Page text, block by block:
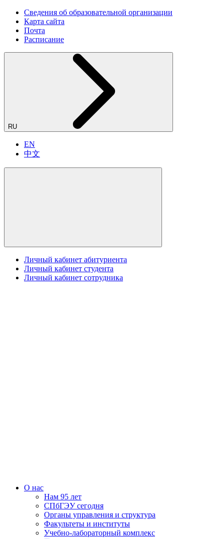
Сведения об образовательной организации
Карта сайта
Почта
Расписание
RU
EN
中文
Личный кабинет абитуриента
Личный кабинет студента
Личный кабинет сотрудника
О нас
Нам 95 лет
СПбГЭУ сегодня
Органы управления и структура
Факультеты и институты
Учебно-лабораторный комплекс